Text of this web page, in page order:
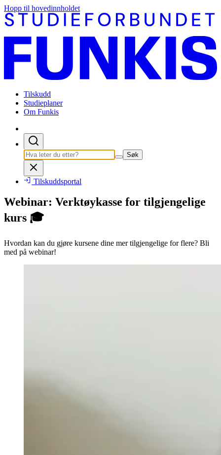
Hopp til hovedinnholdet
Tilskudd
Studieplaner
Om Funkis
Søk
Tilskuddsportal
Webinar: Verktøykasse for tilgjengelige
kurs 🎓
Hvordan kan du gjøre kursene dine mer tilgjengelige for flere? Bli
med på webinar!